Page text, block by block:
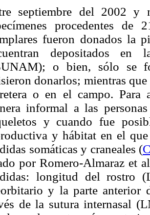
septiembre del 2002 y
procedentes de
fueron donados la
depositados en
o bien, sólo se
donarlos; mientras
o en el campo.
informal a las
y cuando fue
y hábitat en el
somáticas y craneales (
por Romero-Almaraz et
longitud del rostro
y la parte anterior
de la sutura internasal